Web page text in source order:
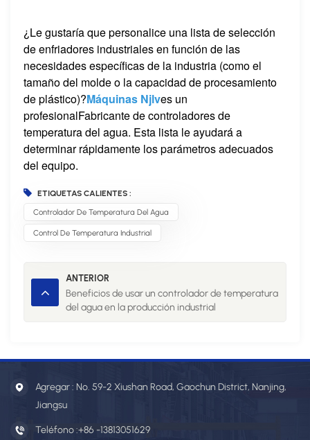
¿Le gustaría que personalice una lista de selección
de enfriadores industriales en función de las
necesidades específicas de la industria (como el
tamaño del molde o la capacidad de procesamiento
de plástico)?Máquinas Njlves un
profesionalFabricante de controladores de
temperatura del agua. Esta lista le ayudará a
determinar rápidamente los parámetros adecuados
del equipo.
ETIQUETAS CALIENTES :
Controlador De Temperatura Del Agua
Control De Temperatura Industrial
ANTERIOR
Beneficios de usar un controlador de temperatura
del agua en la producción industrial
Agregar : No. 59-2 Xiushan Road, Gaochun District, Nanjing,
Jiangsu
Teléfono :+86 -13813051629